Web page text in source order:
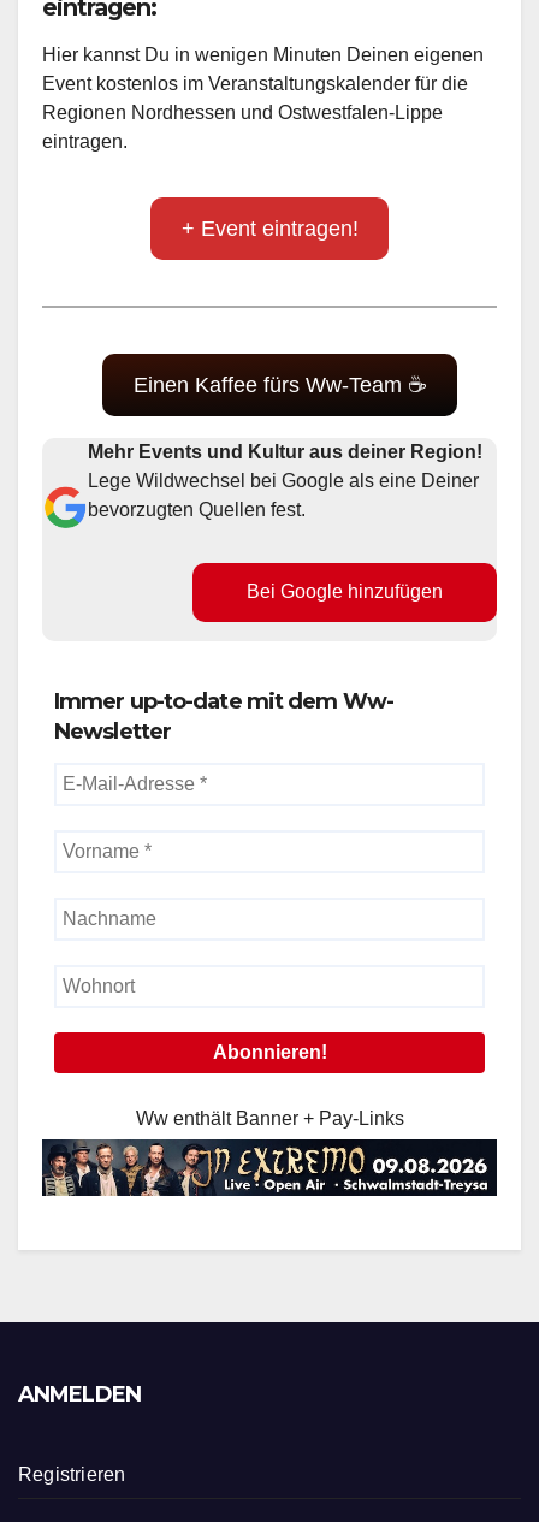
eintragen:
Hier kannst Du in wenigen Minuten Deinen eigenen
Event kostenlos im Veranstaltungskalender für die
Regionen Nordhessen und Ostwestfalen-Lippe
eintragen.
+ Event eintragen!
Einen Kaffee fürs Ww-Team ☕
Mehr Events und Kultur aus deiner Region!
Lege Wildwechsel bei Google als eine Deiner
bevorzugten Quellen fest.
Bei Google hinzufügen
Immer up-to-date mit dem Ww-
Newsletter
Ww enthält Banner + Pay-Links
ANMELDEN
Registrieren